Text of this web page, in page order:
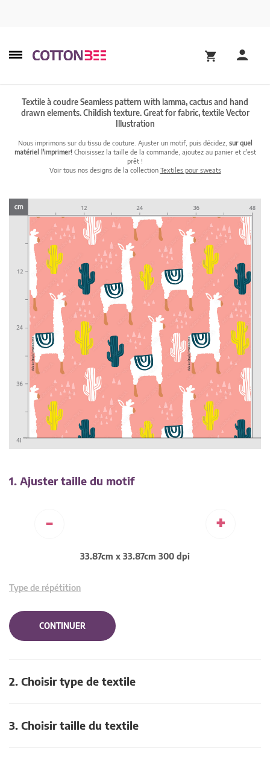
Textile à coudre Seamless pattern with lamma, cactus and hand
drawn elements. Childish texture. Great for fabric, textile Vector
Illustration
Nous imprimons sur du tissu de couture. Ajuster un motif, puis décidez, sur quel
matériel l'imprimer!Choisissez la taille de la commande, ajoutez au panier et c'est
prêt !
Voir tous nos designs de la collection Textiles pour sweats
1. Ajuster taille du motif
- +
33.87cm x 33.87cm 300 dpi
Type de répétition
CONTINUER
2. Choisir type de textile
3. Choisir taille du textile